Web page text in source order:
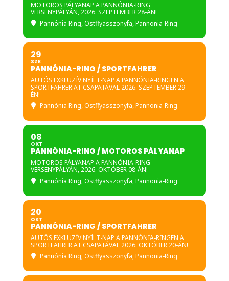
www.palyamotorozas.hu
weboldalon!
A versenypálya büféje nyitva
Az esemény ideje alatt teljes
biztonsági csomag, sportbírók,
valamint műszaki mentő
vigyáznak a résztvevőkre!
jogát fenntartja!
Részvételi feltételek:
motorkerékpár
Zárt, sérülésmentes bukósisak
Jogosítvány vagy versenyzői
MOTOROS PÁLYANAP A PANNÓNIA-RING
VERSENYPÁLYÁN, 2026. SZEPTEMBER 28-ÁN!
Pannónia Ring, Ostffyasszonyfa, Pannonia-Ring
29
SZE
PANNÓNIA-RING / SPORTFAHRER
AUTÓS EXKLUZÍV NYÍLT-NAP A PANNÓNIA-RINGEN A
SPORTFAHRER.AT CSAPATÁVAL 2026. SZEPTEMBER 29-
ÉN!
Pannónia Ring, Ostffyasszonyfa, Pannonia-Ring
08
OKT
PANNÓNIA-RING / MOTOROS PÁLYANAP
MOTOROS PÁLYANAP A PANNÓNIA-RING
VERSENYPÁLYÁN, 2026. OKTÓBER 08-ÁN!
Pannónia Ring, Ostffyasszonyfa, Pannonia-Ring
20
OKT
PANNÓNIA-RING / SPORTFAHRER
AUTÓS EXKLUZÍV NYÍLT-NAP A PANNÓNIA-RINGEN A
SPORTFAHRER.AT CSAPATÁVAL 2026. OKTÓBER 20-ÁN!
Pannónia Ring, Ostffyasszonyfa, Pannonia-Ring